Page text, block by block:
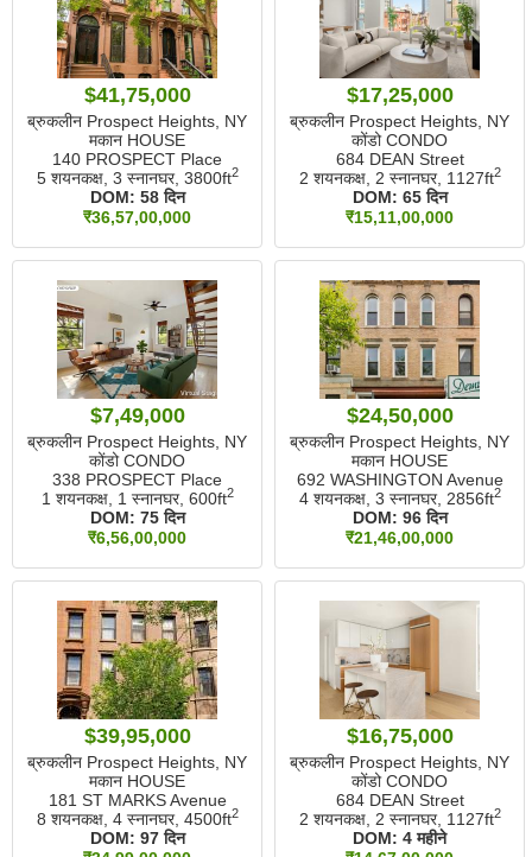
$41,75,000
ब्रुकलीन Prospect Heights, NY
मकान HOUSE
140 PROSPECT Place
5 शयनकक्ष, 3 स्नानघर, 3800ft2
DOM: 58 दिन
₹36,57,00,000
$17,25,000
ब्रुकलीन Prospect Heights, NY
कोंडो CONDO
684 DEAN Street
2 शयनकक्ष, 2 स्नानघर, 1127ft2
DOM: 65 दिन
₹15,11,00,000
$7,49,000
ब्रुकलीन Prospect Heights, NY
कोंडो CONDO
338 PROSPECT Place
1 शयनकक्ष, 1 स्नानघर, 600ft2
DOM: 75 दिन
₹6,56,00,000
$24,50,000
ब्रुकलीन Prospect Heights, NY
मकान HOUSE
692 WASHINGTON Avenue
4 शयनकक्ष, 3 स्नानघर, 2856ft2
DOM: 96 दिन
₹21,46,00,000
$39,95,000
ब्रुकलीन Prospect Heights, NY
मकान HOUSE
181 ST MARKS Avenue
8 शयनकक्ष, 4 स्नानघर, 4500ft2
DOM: 97 दिन
$16,75,000
ब्रुकलीन Prospect Heights, NY
कोंडो CONDO
684 DEAN Street
2 शयनकक्ष, 2 स्नानघर, 1127ft2
DOM: 4 महीने